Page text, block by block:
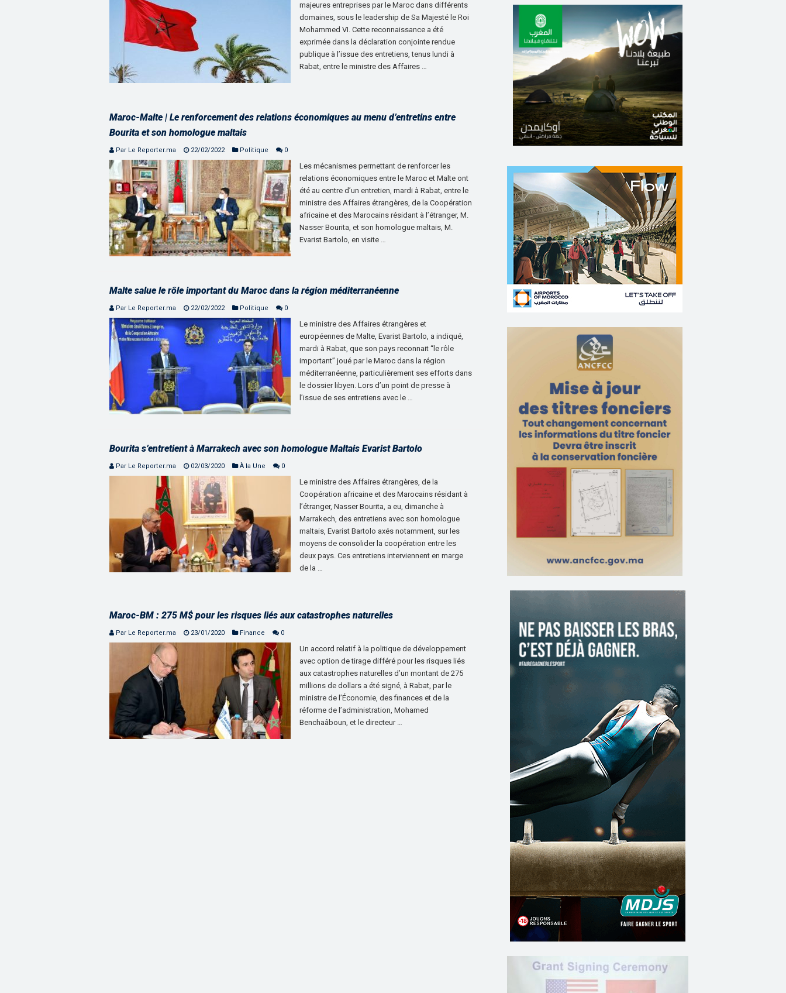
majeures entreprises par le Maroc dans différents
domaines, sous le leadership de Sa Majesté le Roi
Mohammed VI. Cette reconnaissance a été
exprimée dans la déclaration conjointe rendue
publique à l’issue des entretiens, tenus lundi à
Rabat, entre le ministre des Affaires …
Maroc-Malte | Le renforcement des relations économiques au menu d’entretins entre
Bourita et son homologue maltais
Par Le Reporter.ma 22/02/2022 Politique 0
Les mécanismes permettant de renforcer les
relations économiques entre le Maroc et Malte ont
été au centre d’un entretien, mardi à Rabat, entre le
ministre des Affaires étrangères, de la Coopération
africaine et des Marocains résidant à l’étranger, M.
Nasser Bourita, et son homologue maltais, M.
Evarist Bartolo, en visite …
Malte salue le rôle important du Maroc dans la région méditerranéenne
Par Le Reporter.ma 22/02/2022 Politique 0
Le ministre des Affaires étrangères et
européennes de Malte, Evarist Bartolo, a indiqué,
mardi à Rabat, que son pays reconnait “le rôle
important” joué par le Maroc dans la région
méditerranéenne, particulièrement ses efforts dans
le dossier libyen. Lors d’un point de presse à
l’issue de ses entretiens avec le …
Bourita s’entretient à Marrakech avec son homologue Maltais Evarist Bartolo
Par Le Reporter.ma 02/03/2020 À la Une 0
Le ministre des Affaires étrangères, de la
Coopération africaine et des Marocains résidant à
l’étranger, Nasser Bourita, a eu, dimanche à
Marrakech, des entretiens avec son homologue
maltais, Evarist Bartolo axés notamment, sur les
moyens de consolider la coopération entre les
deux pays. Ces entretiens interviennent en marge
de la …
Maroc-BM : 275 M$ pour les risques liés aux catastrophes naturelles
Par Le Reporter.ma 23/01/2020 Finance 0
Un accord relatif à la politique de développement
avec option de tirage différé pour les risques liés
aux catastrophes naturelles d’un montant de 275
millions de dollars a été signé, à Rabat, par le
ministre de l’Économie, des finances et de la
réforme de l’administration, Mohamed
Benchaâboun, et le directeur …